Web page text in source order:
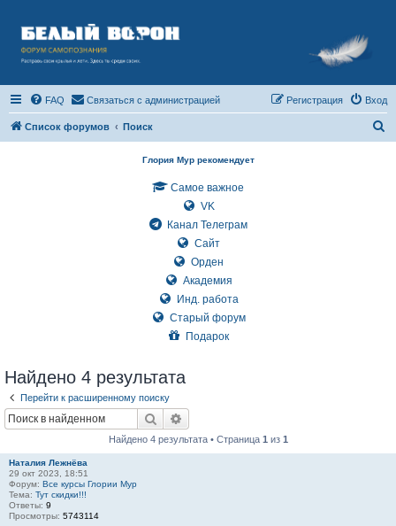
FAQ Связаться с администрацией Вход
Регистрация
Список форумов Поиск
Глория Мур рекомендует
Самое важное
VK
Канал Телеграм
Сайт
Орден
Академия
Инд. работа
Старый форум
Подарок
Найдено 4 результата
Перейти к расширенному поиску
Поиск
Найдено 4 результата • Страница 1 из 1
Наталия Лежнёва
29 окт 2023, 18:51
Форум: Все курсы Глории Мур
Тема: Тут скидки!!!
Ответы: 9
Просмотры: 5743114